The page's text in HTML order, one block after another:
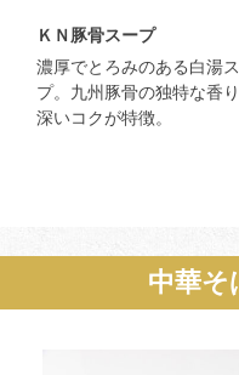
ＫＮ豚骨スープ
濃厚でとろみのある白湯
プ。九州豚骨の独特な香
深いコクが特徴。
中華そ